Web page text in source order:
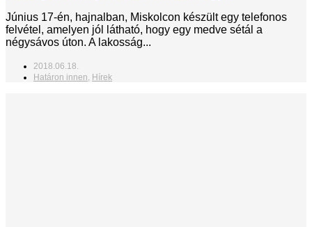
Június 17-én, hajnalban, Miskolcon készült egy telefonos
felvétel, amelyen jól látható, hogy egy medve sétál a
négysávos úton. A lakosság...
2018.06.18.
Határon innen Hírek